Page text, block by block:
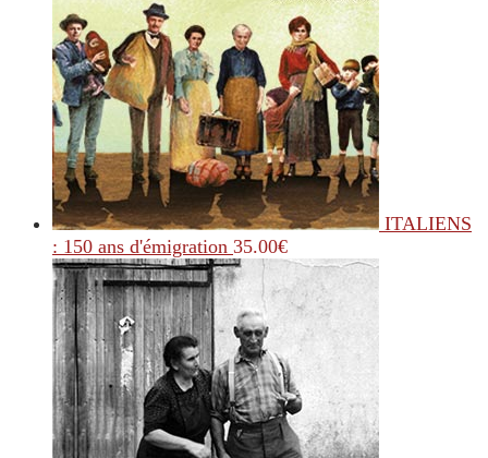
ITALIENS
: 150 ans d'émigration 35.00€